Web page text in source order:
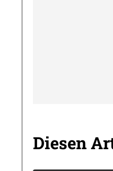
Diesen